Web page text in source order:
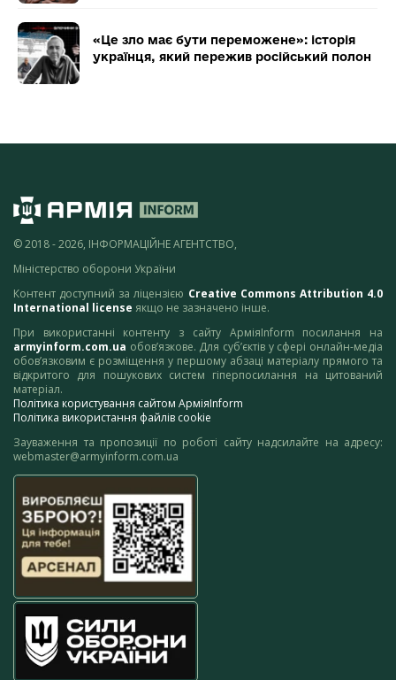
«Це зло має бути переможене»: історія
українця, який пережив російський полон
© 2018 - 2026, ІНФОРМАЦІЙНЕ АГЕНТСТВО,
Міністерство оборони України
Контент доступний за ліцензією Creative Commons Attribution 4.0
International license якщо не зазначено інше.
При використанні контенту з сайту АрміяInform посилання на
armyinform.com.ua обов’язкове. Для суб’єктів у сфері онлайн-медіа
обов’язковим є розміщення у першому абзаці матеріалу прямого та
відкритого для пошукових систем гіперпосилання на цитований
матеріал.
Політика користування сайтом АрміяInform
Політика використання файлів cookie
Зауваження та пропозиції по роботі сайту надсилайте на адресу:
webmaster@armyinform.com.ua